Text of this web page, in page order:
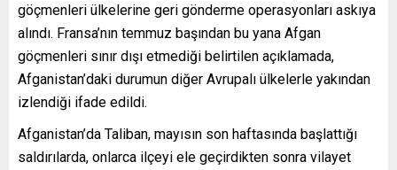
göçmenleri ülkelerine geri gönderme operasyonları askıya
alındı. Fransa’nın temmuz başından bu yana Afgan
göçmenleri sınır dışı etmediği belirtilen açıklamada,
Afganistan’daki durumun diğer Avrupalı ülkelerle yakından
izlendiği ifade edildi.
Afganistan’da Taliban, mayısın son haftasında başlattığı
saldırılarda, onlarca ilçeyi ele geçirdikten sonra vilayet